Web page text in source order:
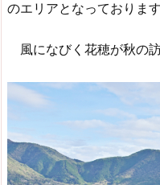
のエリアとなっております
風になびく花穂が秋の